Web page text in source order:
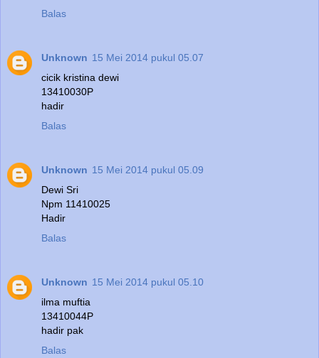
Balas
Unknown 15 Mei 2014 pukul 05.07
cicik kristina dewi
13410030P
hadir
Balas
Unknown 15 Mei 2014 pukul 05.09
Dewi Sri
Npm 11410025
Hadir
Balas
Unknown 15 Mei 2014 pukul 05.10
ilma muftia
13410044P
hadir pak
Balas